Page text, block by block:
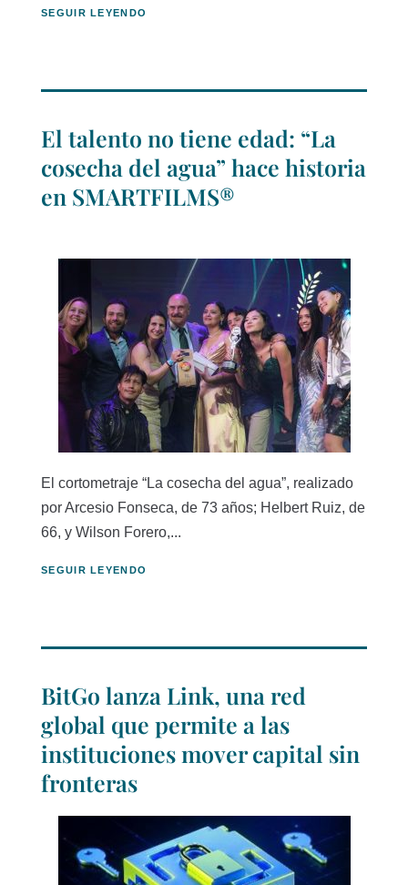
SEGUIR LEYENDO
El talento no tiene edad: “La
cosecha del agua” hace historia
en SMARTFILMS®
El cortometraje “La cosecha del agua”, realizado
por Arcesio Fonseca, de 73 años; Helbert Ruiz, de
66, y Wilson Forero,...
SEGUIR LEYENDO
BitGo lanza Link, una red
global que permite a las
instituciones mover capital sin
fronteras